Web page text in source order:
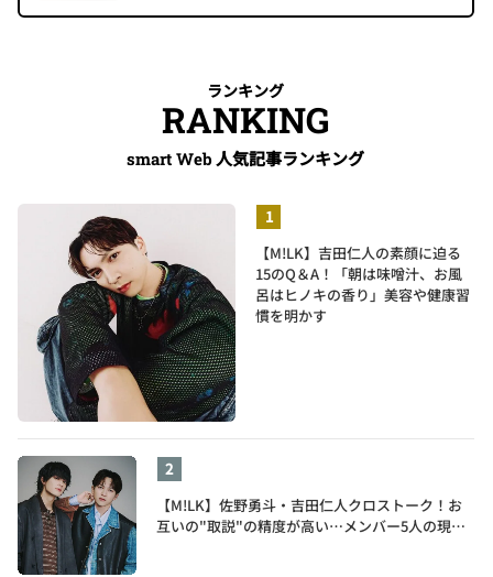
ランキング
RANKING
smart Web 人気記事ランキング
【M!LK】吉田仁人の素顔に迫る
15のQ＆A！「朝は味噌汁、お風
呂はヒノキの香り」美容や健康習
慣を明かす
【M!LK】佐野勇斗・吉田仁人クロストーク！お
互いの"取説"の精度が高い…メンバー5人の現在